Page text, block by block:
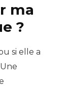
ma
?
si elle a